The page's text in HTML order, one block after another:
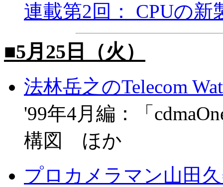
連載第2回： CPUの
■5月25日（火）
法林岳之のTelecom
'99年4月編：「
構図 ほか
プロカメラマン山田